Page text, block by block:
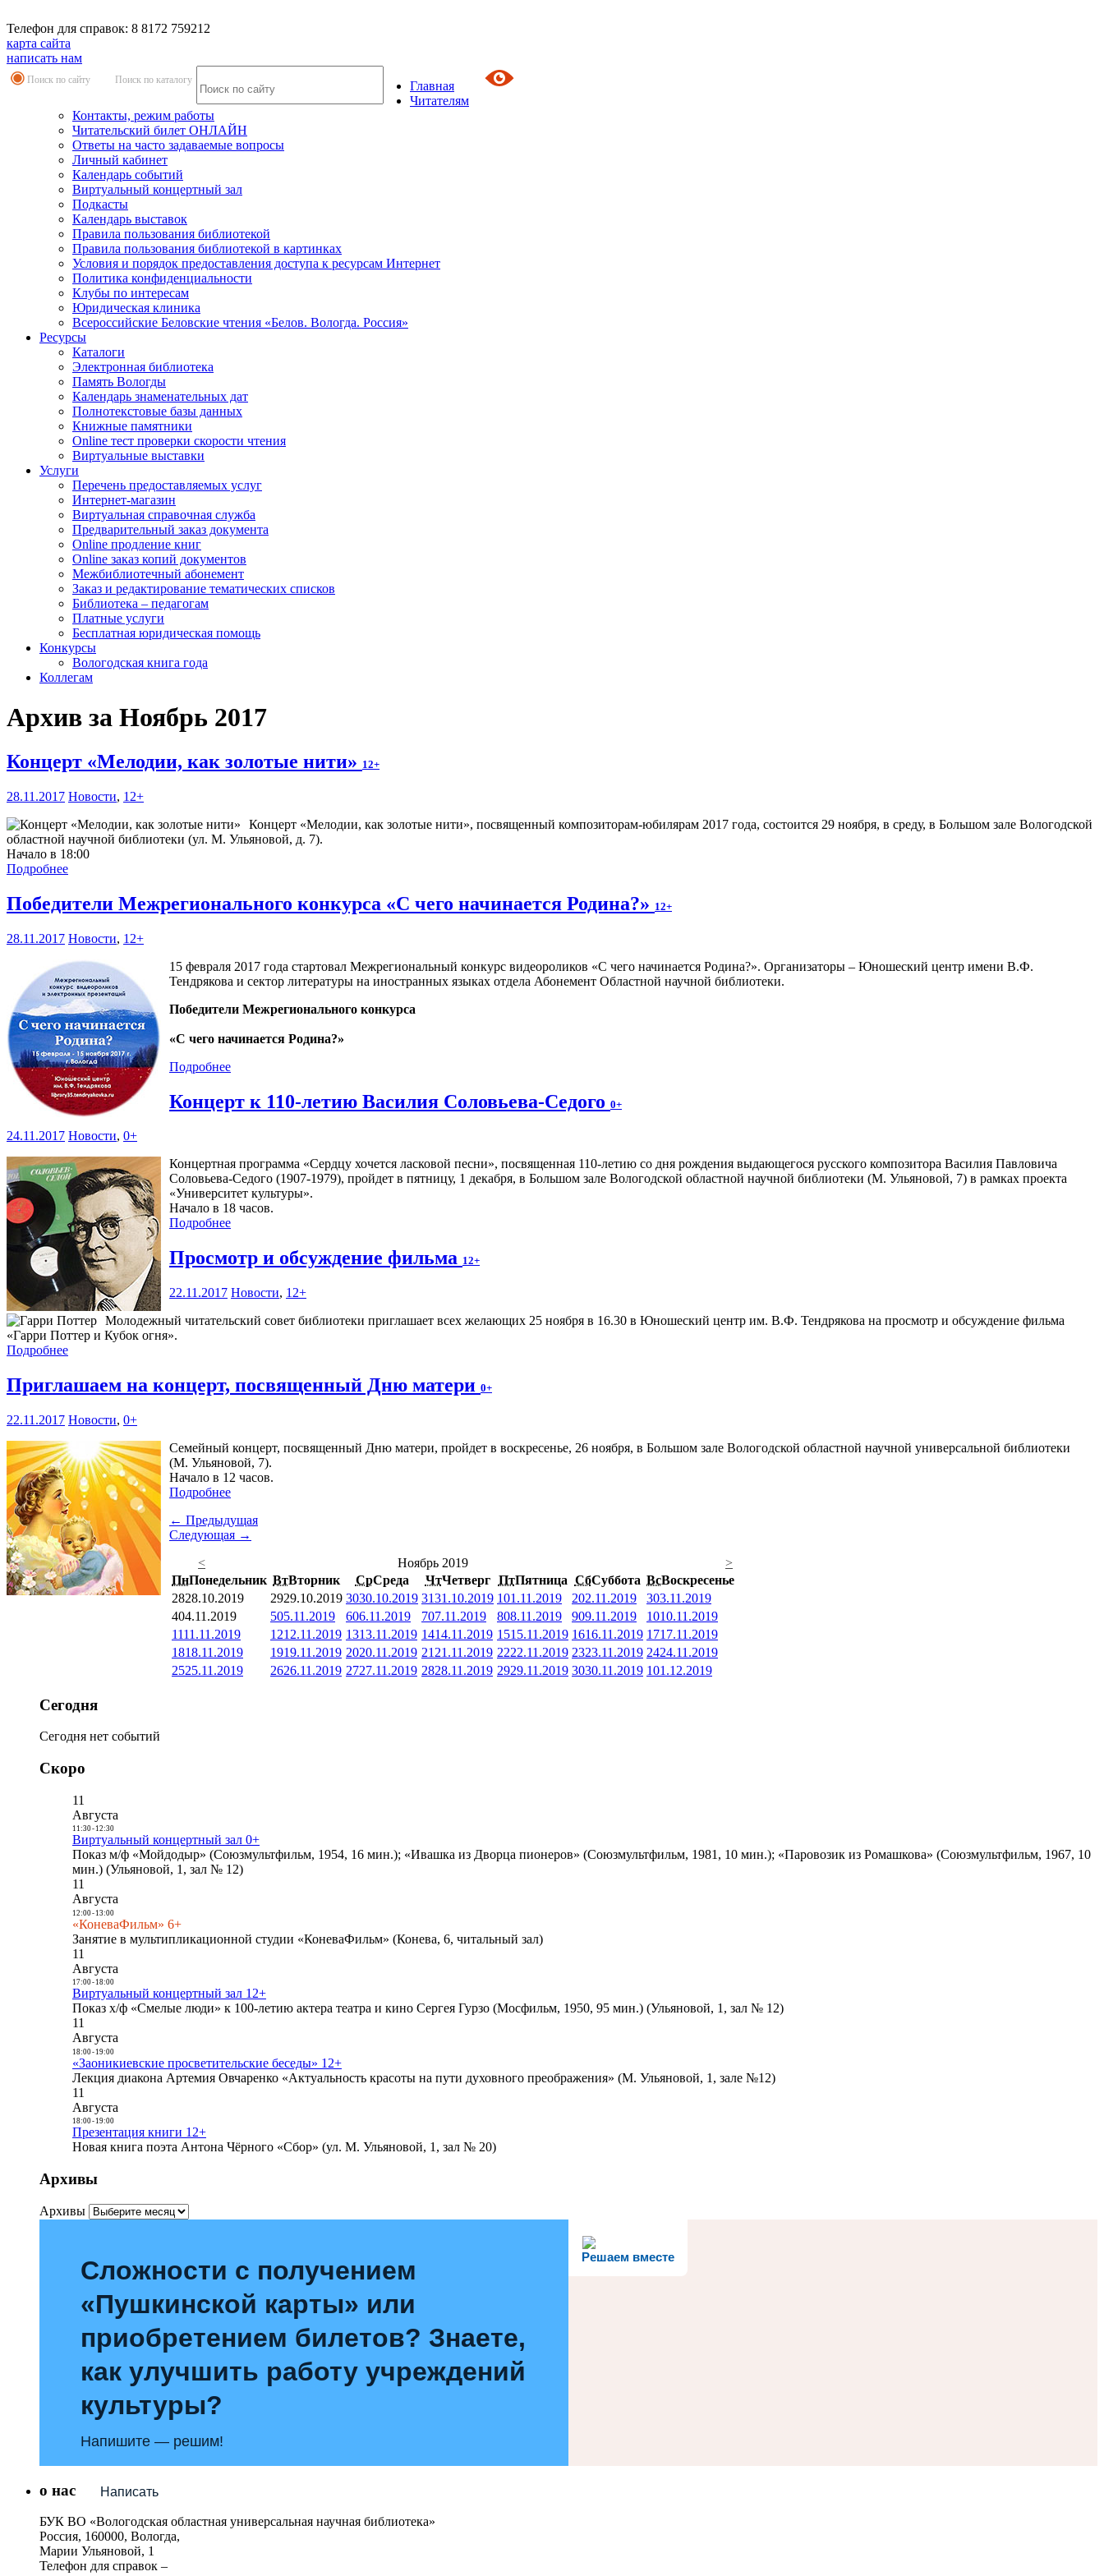
Телефон для справок: 8 8172 759212
карта сайта
написать нам
Поиск по сайту Поиск по каталогу
Главная
Читателям
Контакты, режим работы
Читательский билет ОНЛАЙН
Ответы на часто задаваемые вопросы
Личный кабинет
Календарь событий
Виртуальный концертный зал
Подкасты
Календарь выставок
Правила пользования библиотекой
Правила пользования библиотекой в картинках
Условия и порядок предоставления доступа к ресурсам Интернет
Политика конфиденциальности
Клубы по интересам
Юридическая клиника
Всероссийские Беловские чтения «Белов. Вологда. Россия»
Ресурсы
Каталоги
Электронная библиотека
Память Вологды
Календарь знаменательных дат
Полнотекстовые базы данных
Книжные памятники
Online тест проверки скорости чтения
Виртуальные выставки
Услуги
Перечень предоставляемых услуг
Интернет-магазин
Виртуальная справочная служба
Предварительный заказ документа
Online продление книг
Online заказ копий документов
Межбиблиотечный абонемент
Заказ и редактирование тематических списков
Библиотека – педагогам
Платные услуги
Бесплатная юридическая помощь
Конкурсы
Вологодская книга года
Коллегам
Архив за Ноябрь 2017
Концерт «Мелодии, как золотые нити» 12+
28.11.2017 Новости, 12+
Концерт «Мелодии, как золотые нити», посвященный композиторам-юбилярам 2017 года, состоится 29 ноября, в среду, в Большом зале Вологодской
областной научной библиотеки (ул. М. Ульяновой, д. 7).
Начало в 18:00
Подробнее
Победители Межрегионального конкурса «С чего начинается Родина?» 12+
28.11.2017 Новости, 12+
15 февраля 2017 года стартовал Межрегиональный конкурс видеороликов «С чего начинается Родина?». Организаторы – Юношеский центр имени В.Ф.
Тендрякова и сектор литературы на иностранных языках отдела Абонемент Областной научной библиотеки.
Победители Межрегионального конкурса
«С чего начинается Родина?»
Подробнее
Концерт к 110-летию Василия Соловьева-Седого 0+
24.11.2017 Новости, 0+
Концертная программа «Сердцу хочется ласковой песни», посвященная 110-летию со дня рождения выдающегося русского композитора Василия Павловича
Соловьева-Седого (1907-1979), пройдет в пятницу, 1 декабря, в Большом зале Вологодской областной научной библиотеки (М. Ульяновой, 7) в рамках проекта
«Университет культуры».
Начало в 18 часов.
Подробнее
Просмотр и обсуждение фильма 12+
22.11.2017 Новости, 12+
Молодежный читательский совет библиотеки приглашает всех желающих 25 ноября в 16.30 в Юношеский центр им. В.Ф. Тендрякова на просмотр и обсуждение фильма
«Гарри Поттер и Кубок огня».
Подробнее
Приглашаем на концерт, посвященный Дню матери 0+
22.11.2017 Новости, 0+
Семейный концерт, посвященный Дню матери, пройдет в воскресенье, 26 ноября, в Большом зале Вологодской областной научной универсальной библиотеки
(М. Ульяновой, 7).
Начало в 12 часов.
Подробнее
← Предыдущая
Следующая →
<
Ноябрь 2019
>
ПнПонедельник ВтВторник СрСреда ЧтЧетверг ПтПятница СбСуббота ВсВоскресенье
2828.10.2019 2929.10.2019 3030.10.2019 3131.10.2019 101.11.2019 202.11.2019 303.11.2019
404.11.2019 505.11.2019 606.11.2019 707.11.2019 808.11.2019 909.11.2019 1010.11.2019
1111.11.2019 1212.11.2019 1313.11.2019 1414.11.2019 1515.11.2019 1616.11.2019 1717.11.2019
1818.11.2019 1919.11.2019 2020.11.2019 21 21.11.2019 2222.11.2019 2323.11.2019 2424.11.2019
2525.11.2019 2626.11.2019 2727.11.2019 2828.11.2019 2929.11.2019 3030.11.2019 101.12.2019
Сегодня
Сегодня нет событий
Скоро
11
Августа
11:30- 12:30
Виртуальный концертный зал 0+
Показ м/ф «Мойдодыр» (Союзмультфильм, 1954, 16 мин.); «Ивашка из Дворца пионеров» (Союзмультфильм, 1981, 10 мин.); «Паровозик из Ромашкова» (Союзмультфильм, 1967, 10
мин.) (Ульяновой, 1, зал № 12)
11
Августа
12:00- 13:00
«КоневаФильм» 6+
Занятие в мультипликационной студии «КоневаФильм» (Конева, 6, читальный зал)
11
Августа
17:00- 18:00
Виртуальный концертный зал 12+
Показ х/ф «Смелые люди» к 100-летию актера театра и кино Сергея Гурзо (Мосфильм, 1950, 95 мин.) (Ульяновой, 1, зал № 12)
11
Августа
18:00- 19:00
«Заоникиевские просветительские беседы» 12+
Лекция диакона Артемия Овчаренко «Актуальность красоты на пути духовного преображения» (М. Ульяновой, 1, зале №12)
11
Августа
18:00- 19:00
Презентация книги 12+
Новая книга поэта Антона Чёрного «Сбор» (ул. М. Ульяновой, 1, зал № 20)
Архивы
Архивы
Решаем вместе
Сложности с получением
«Пушкинской карты» или
приобретением билетов? Знаете,
как улучшить работу учреждений
культуры?
Напишите — решим!
Написать
о нас
БУК ВО «Вологодская областная универсальная научная библиотека»
Россия, 160000, Вологда,
Марии Ульяновой, 1
Телефон для справок –